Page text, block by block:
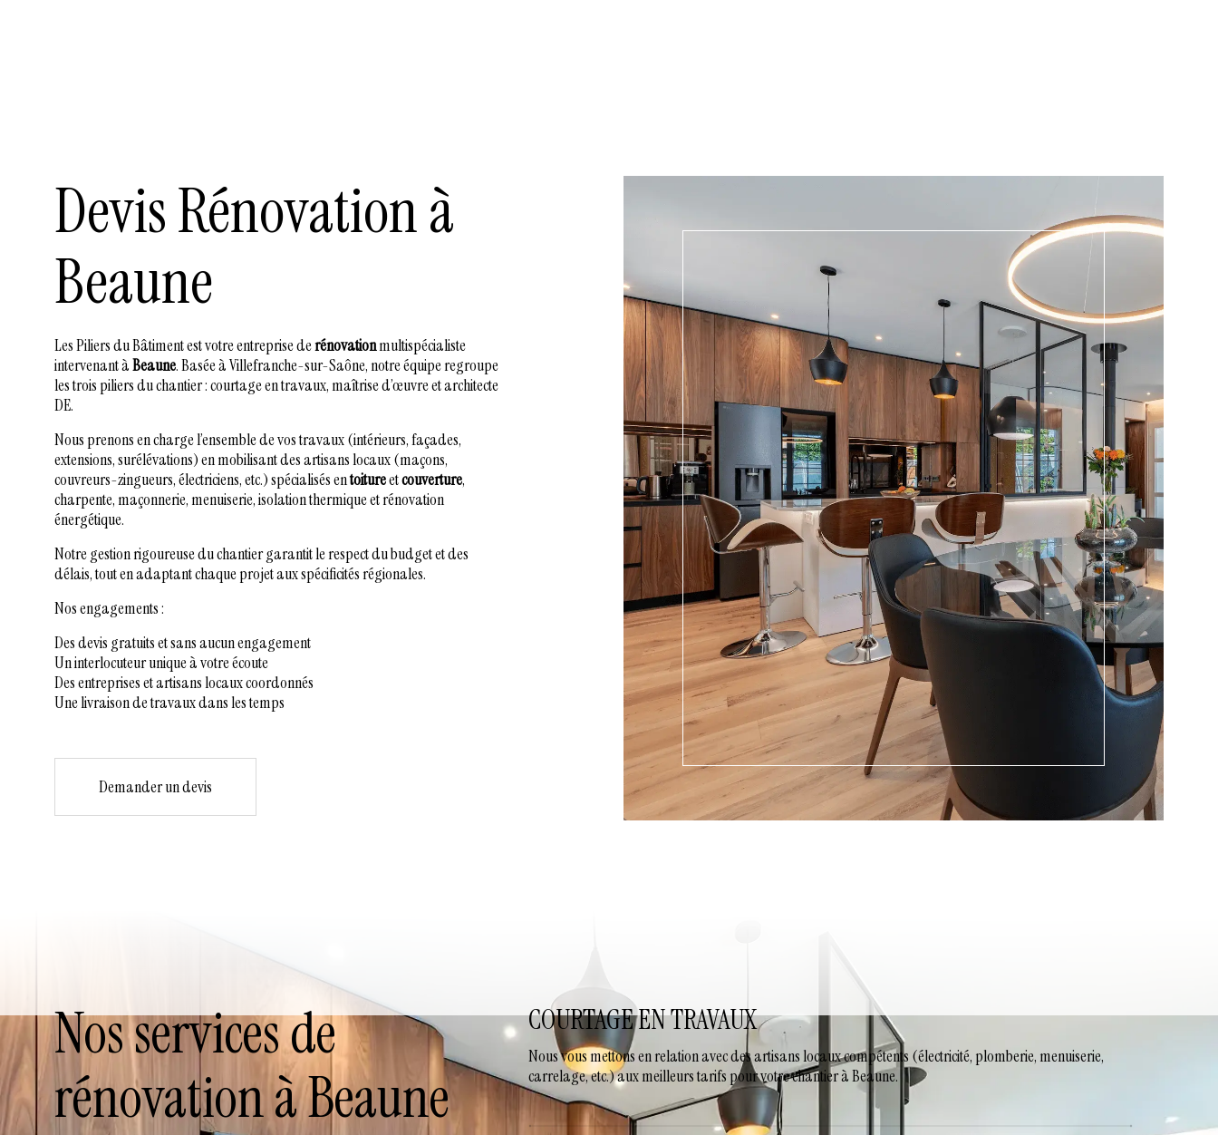
Devis Rénovation à
Beaune
Les Piliers du Bâtiment est votre entreprise derénovationmultispécialiste
intervenant àBeaune. Basée à Villefranche-sur-Saône, notre équipe regroupe
les trois piliers du chantier : courtage en travaux, maîtrise d’œuvre et architecte
DE.
Nous prenons en charge l’ensemble de vos travaux (intérieurs, façades,
extensions, surélévations) en mobilisant des artisans locaux (maçons,
couvreurs-zingueurs, électriciens, etc.) spécialisés entoitureetcouverture,
charpente, maçonnerie, menuiserie, isolation thermique et rénovation
énergétique.
Notre gestion rigoureuse du chantier garantit le respect du budget et des
délais, tout en adaptant chaque projet aux spécificités régionales.
Nos engagements :
Des devis gratuits et sans aucun engagement
Un interlocuteur unique à votre écoute
Des entreprises et artisans locaux coordonnés
Une livraison de travaux dans les temps
Demander un devis
Nos services de
rénovation à Beaune
COURTAGE EN TRAVAUX
Nous vous mettons en relation avec des artisans locaux compétents (électricité, plomberie, menuiserie,
carrelage, etc.) aux meilleurs tarifs pour votre chantier à Beaune.